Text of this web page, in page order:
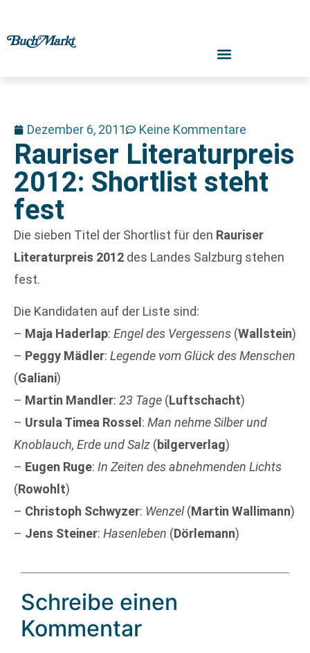
Dezember 6, 2011 Keine Kommentare
Rauriser Literaturpreis
2012: Shortlist steht
fest
Die sieben Titel der Shortlist für den Rauriser
Literaturpreis 2012 des Landes Salzburg stehen
fest.
Die Kandidaten auf der Liste sind:
– Maja Haderlap: Engel des Vergessens (Wallstein)
– Peggy Mädler: Legende vom Glück des Menschen
(Galiani)
– Martin Mandler: 23 Tage (Luftschacht)
– Ursula Timea Rossel : Man nehme Silber und
Knoblauch, Erde und Salz (bilgerverlag)
– Eugen Ruge: In Zeiten des abnehmenden Lichts
(Rowohlt)
– Christoph Schwyzer: Wenzel(Martin Wallimann)
– Jens Steiner: Hasenleben (Dörlemann)
Schreibe einen
Kommentar